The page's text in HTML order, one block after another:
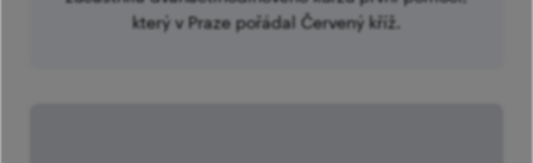
který v Praze pořádal Červený kříž.